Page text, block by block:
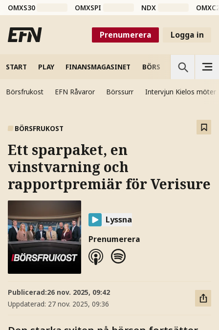
OMXS30 OMXSPI NDX
Prenumerera Logga in
START PLAY FINANSMAGASINET BÖRS VETENSKAP
Börsfrukost EFN Råvaror Börssurr Intervjun Kielos möter
BÖRSFRUKOST
Ett sparpaket, en
vinstvarning och
rapportpremiär för Verisure
Lyssna
Prenumerera
Publicerad:26 nov. 2025, 09:42
Uppdaterad: 27 nov. 2025, 09:36